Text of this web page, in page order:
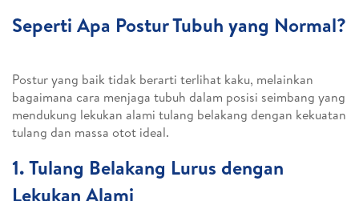
Seperti Apa Postur Tubuh yang Normal?
Postur yang baik tidak berarti terlihat kaku, melainkan
bagaimana cara menjaga tubuh dalam posisi seimbang yang
mendukung lekukan alami tulang belakang dengan kekuatan
tulang dan massa otot ideal.
1.Tulang Belakang Lurus dengan
Lekukan Alami